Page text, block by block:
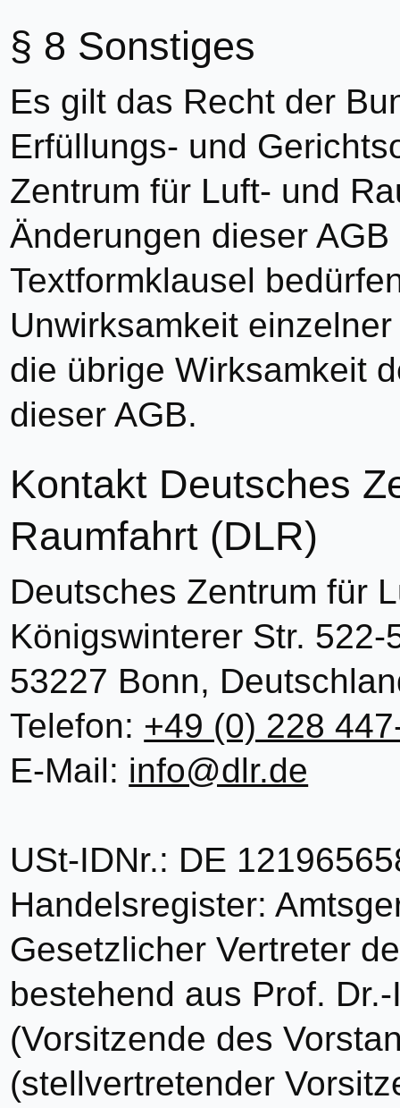
Sonstiges
Es gilt das Recht der
Erfüllungs- und
Zentrum für Luft- und
Änderungen dieser
Textformklausel
Unwirksamkeit
die übrige Wirksamkeit
dieser AGB.
Kontakt Deutsches
Raumfahrt (DLR)
Deutsches Zentrum für
Königswinterer Str. 522-
53227 Bonn,
Telefon: +49 (0) 228
E-Mail: info@dlr.de
USt-IDNr.: DE
Handelsregister:
Gesetzlicher Vertreter
bestehend aus Prof.
(Vorsitzende des
(stellvertretender